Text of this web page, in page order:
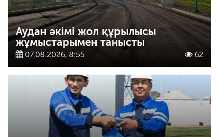
Аудан әкімі жол құрылысы
жұмыстарымен танысты
07.08.2026, 8:55 62